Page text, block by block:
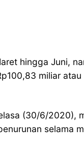
hingga Juni,
miliar
(30/6/